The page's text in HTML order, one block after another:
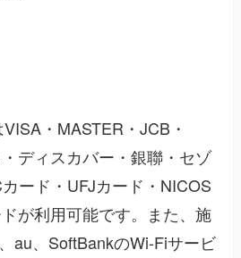
・MASTER・JCB・
ディスカバー・銀聯・セゾ
ード・UFJカード・NICOS
が利用可能です。また、施
au、SoftBankのWi-Fiサービ